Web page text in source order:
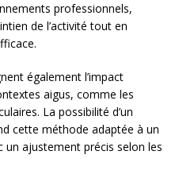
professionnels,
de l’activité tout en
également l’impact
aigus, comme les
La possibilité d’un
cette méthode adaptée à un
un ajustement précis selon les